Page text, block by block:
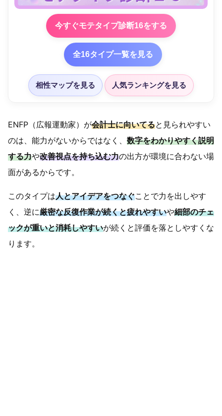
今すぐモテタイプ診断16をする
全16タイプ一覧を見る
相性マップを見る 人気ランキングを見る
ENFP（広報運動家）が会計士に向いてると見られやすい
のは、能力がないからではなく、 数字をわかりやすく説明
する力や改善視点を持ち込む力の出方が環境に合わない場
面があるからです。
このタイプは人とアイデアをつなぐことで力を出しやす
く、逆に厳密な反復作業が続くと疲れやすいや細部のチェ
ックが重いと消耗しやすいが続くと評価を落としやすくな
ります。